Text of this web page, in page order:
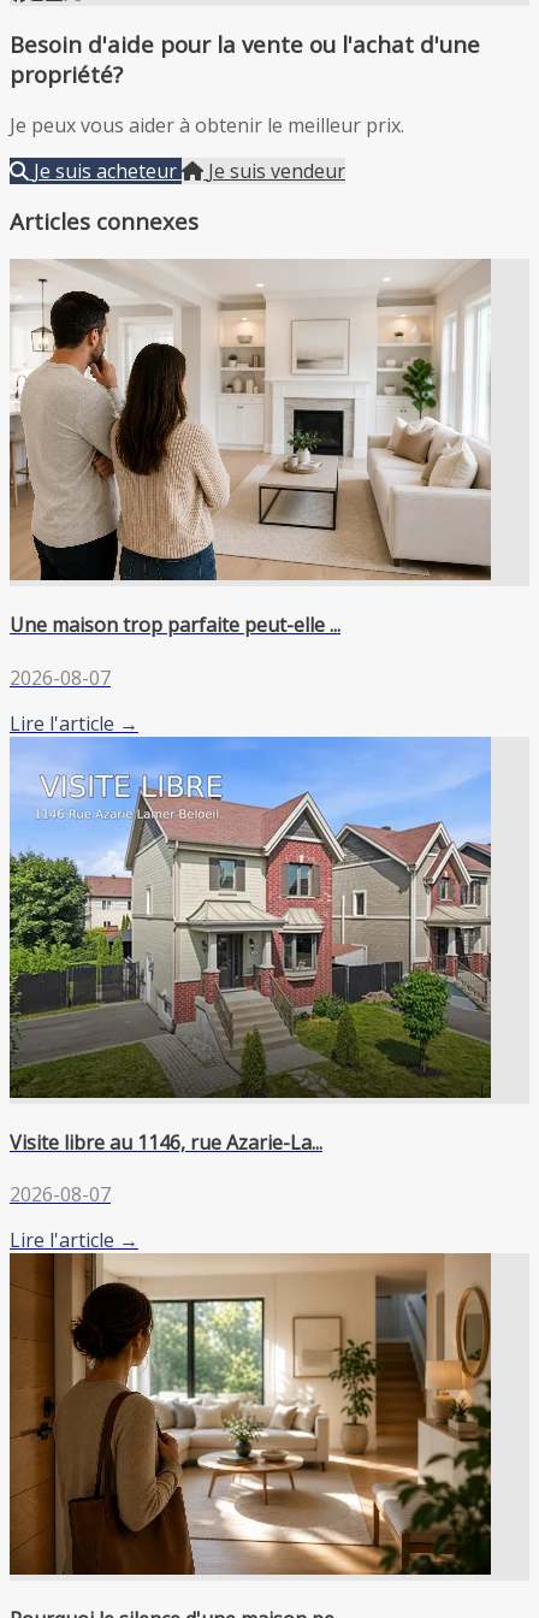
Besoin d'aide pour la vente ou l'achat d'une
propriété?
Je peux vous aider à obtenir le meilleur prix.
Je suis acheteur
Je suis vendeur
Articles connexes
Une maison trop parfaite peut-elle ...
2026-08-07
Lire l'article →
Visite libre au 1146, rue Azarie-La...
2026-08-07
Lire l'article →